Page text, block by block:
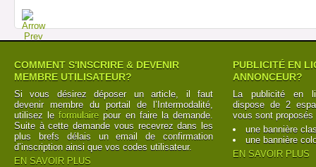
COMMENT S'INSCRIRE & DEVENIR
MEMBRE UTILISATEUR?
Si vous désirez déposer un article, il faut
devenir membre du portail de l’Intermodalité,
utilisez leformulaire pour en faire la demande.
Suite à cette demande vous recevrez dans les
plus brefs délais un email de confirmation
d’inscription ainsi que vos codes utilisateur.
EN SAVOIR PLUS
PUBLICITÉ EN
ANNONCEUR?
La publicité en
dispose de 2
vous sont proposés
une bannière
une bannière
EN SAVOIR PLUS